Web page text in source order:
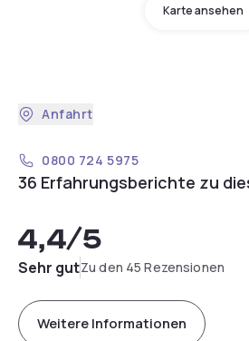
Karte ansehen
Anfahrt
0800 724 5975
36 Erfahrungsberichte zu
4,4/5
Sehr gutZu den 45 Rezensionen
Weitere Informationen